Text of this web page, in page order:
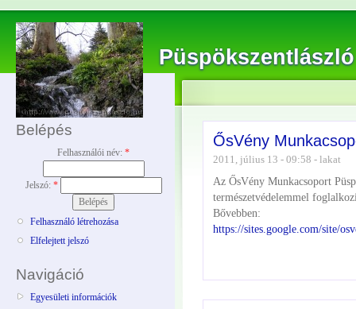
Püspökszentlászló
Belépés
Felhasználói név: *
Jelszó: *
Felhasználó létrehozása
Elfelejtett jelszó
Navigáció
Egyesületi információk
ŐsVény
2011, július 13 - 09:58 - lakat
Az ŐsVény Munkacsoport
természetvédelemmel
Bővebben:
https://sites.google.com/site/